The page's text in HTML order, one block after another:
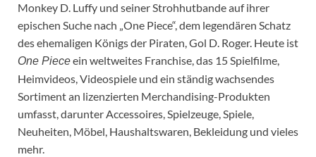
Monkey D. Luffy und seiner Strohhutbande auf ihrer
epischen Suche nach „One Piece“, dem legendären Schatz
des ehemaligen Königs der Piraten, Gol D. Roger. Heute ist
One Pieceein weltweites Franchise, das 15 Spielfilme,
Heimvideos, Videospiele und ein ständig wachsendes
Sortiment an lizenzierten Merchandising-Produkten
umfasst, darunter Accessoires, Spielzeuge, Spiele,
Neuheiten, Möbel, Haushaltswaren, Bekleidung und vieles
mehr.